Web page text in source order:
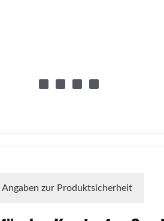
Angaben zur Produktsicherheit